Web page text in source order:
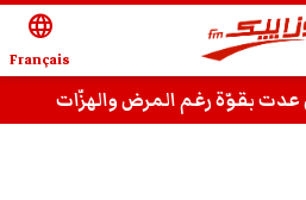
language
Français
عدت بقوّة رغم المرض والهزّات